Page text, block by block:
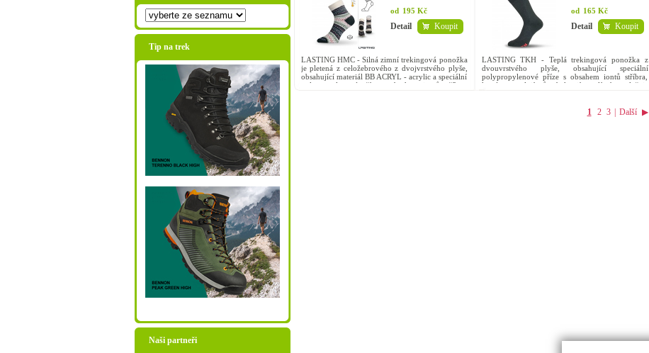
Tip na trek
Naši partneři
od 195 Kč
Detail Koupit
LASTING HMC - Silná zimní trekingová ponožka
je pletená z celožebrového z dvojvrstvého plyše,
obsahující materiál BB ACRYL - acrylic a speciální
polypropylenové příze s obsahem iontů stříbra,
od 165 Kč
Detail Koupit
LASTING TKH - Teplá trekingová ponožka z
dvouvrstvého plyše, obsahující speciální
polypropylenové příze s obsahem iontů stříbra,
které zpomalují růst bakterií a plísní, potlačuje
1 2 3 Další ▶